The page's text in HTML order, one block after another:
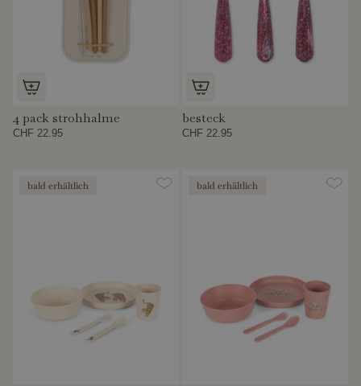
4 pack strohhalme
CHF 22.95
besteck
CHF 22.95
bald erhältlich bald erhältlich